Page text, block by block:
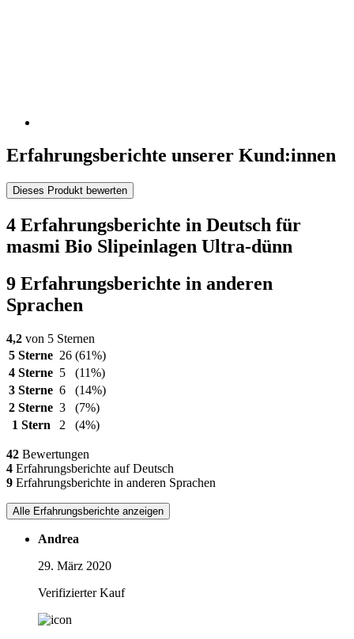
Erfahrungsberichte unserer Kund:innen
Dieses Produkt bewerten
4 Erfahrungsberichte in Deutsch für
masmi Bio Slipeinlagen Ultra-dünn
9 Erfahrungsberichte in anderen
Sprachen
4,2 von 5 Sternen
5 Sterne 26 (61%)
4 Sterne 5
(11%)
3 Sterne 6
(14%)
2 Sterne 3
(7%)
1 Stern
2 (4%)
42 Bewertungen
4 Erfahrungsberichte auf Deutsch
9 Erfahrungsberichte in anderen Sprachen
Alle Erfahrungsberichte anzeigen
Andrea
29. März 2020
Verifizierter Kauf